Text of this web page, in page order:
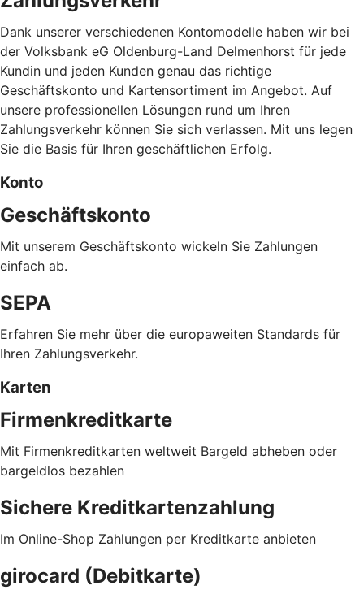
Dank unserer verschiedenen Kontomodelle haben wir bei
der Volksbank eG Oldenburg-Land Delmenhorst für jede
Kundin und jeden Kunden genau das richtige
Geschäftskonto und Kartensortiment im Angebot. Auf
unsere professionellen Lösungen rund um Ihren
Zahlungsverkehr können Sie sich verlassen. Mit uns legen
Sie die Basis für Ihren geschäftlichen Erfolg.
Konto
Geschäftskonto
Mit unserem Geschäftskonto wickeln Sie Zahlungen
einfach ab.
SEPA
Erfahren Sie mehr über die europaweiten Standards für
Ihren Zahlungsverkehr.
Karten
Firmenkreditkarte
Mit Firmenkreditkarten weltweit Bargeld abheben oder
bargeldlos bezahlen
Sichere Kreditkartenzahlung
Im Online-Shop Zahlungen per Kreditkarte anbieten
girocard (Debitkarte)